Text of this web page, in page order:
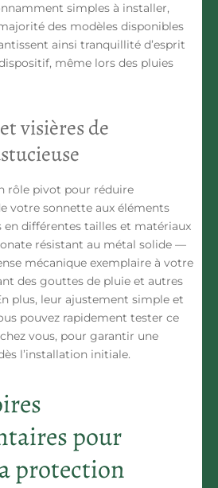
simples à installer,
des modèles disponibles
ainsi tranquillité d’esprit
même lors des pluies
visières de
rôle pivot pour réduire
votre sonnette aux éléments
en différentes tailles et matériaux
résistant au métal solide —
mécanique exemplaire à votre
des gouttes de pluie et autres
plus, leur ajustement simple et
pouvez rapidement tester ce
vous, pour garantir une
l’installation initiale.
pour
protection